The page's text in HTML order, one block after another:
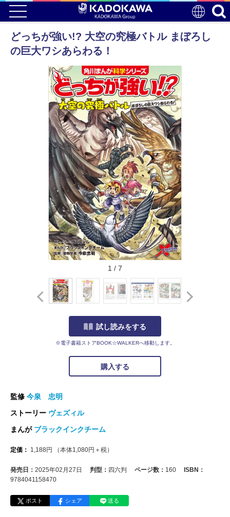
どっちが強い!? 大空の究極バトル まぼろし
の巨大ワシあらわる！
1 / 7
試し読みをする
※電子書籍ストアBOOK☆WALKERへ移動します。
購入する
監修 今泉 忠明
ストーリー ヴェズィル
まんが ブラックインクチーム
定価： 1,188円 （本体1,080円＋税）
発売日： 2025年02月27日 判型： 四六判 ページ数： 160
ISBN：
9784041158470
ポスト シェア 送る